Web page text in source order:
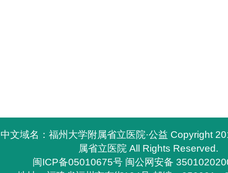
中文域名：福州大学附属省立医院·公益 Copyright
属省立医院 All Rights Reserved.
闽ICP备05010675号 闽公网安备